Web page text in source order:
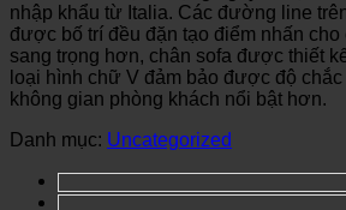
nhập khẩu từ Italia. Các đường line
được bố trí đều đặn tạo điểm nhấn cho
sang trọng hơn, chân sofa được thiết
loại hình chữ V đảm bảo được độ
không gian phòng khách nổi bật hơn.
Danh mục: Uncategorized